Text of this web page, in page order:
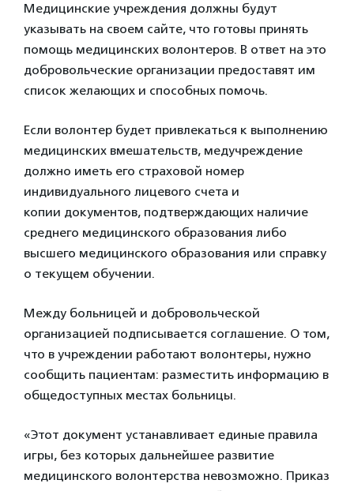
Медицинские учреждения должны будут
указывать на своем сайте, что готовы принять
помощь медицинских волонтеров. В ответ на это
добровольческие организации предоставят им
список желающих и способных помочь.
Если волонтер будет привлекаться к выполнению
медицинских вмешательств, медучреждение
должно иметь его страховой номер
индивидуального лицевого счета и
копии документов, подтверждающих наличие
среднего медицинского образования либо
высшего медицинского образования или справку
о текущем обучении.
Между больницей и добровольческой
организацией подписывается соглашение. О том,
что в учреждении работают волонтеры, нужно
сообщить пациентам: разместить информацию в
общедоступных местах больницы.
«Этот документ устанавливает единые правила
игры, без которых дальнейшее развитие
медицинского волонтерства невозможно. Приказ